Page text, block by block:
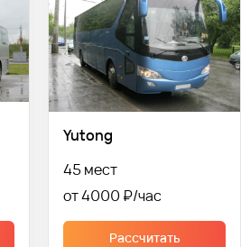
Yutong
45 мест
от 4000 ₽
Рассчитать